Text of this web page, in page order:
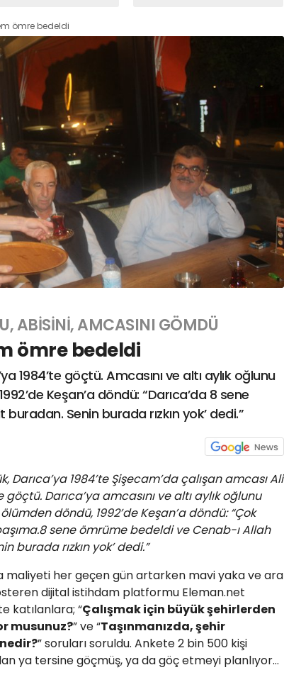
ömre bedeldi
ABİSİNİ, AMCASINI GÖMDÜ
ömre bedeldi
1984’te göçtü. Amcasını ve altı aylık oğlunu
Keşan’a döndü: “Darıca’da 8 sene
Senin burada rızkın yok’ dedi.”
Darıca’ya 1984’te Şişecam’da çalışan amcası Ali
Darıca’ya amcasını ve altı aylık oğlunu
döndü, 1992’de Keşan’a döndü: “Çok
sene ömrüme bedeldi ve Cenab-ı Allah
burada rızkın yok’ dedi.”
maliyeti her geçen gün artarken mavi yaka ve ara
dijital istihdam platformu Eleman.net
katılanlara; “Çalışmak için büyük şehirlerden
musunuz?” ve “Taşınmanızda, şehir
” soruları soruldu. Ankete 2 bin 500 kişi
ya tersine göçmüş, ya da göç etmeyi planlıyor…